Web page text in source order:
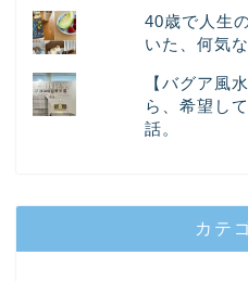
40歳で人生
いた、何気
【バグア風
ら、希望し
話。
カテ